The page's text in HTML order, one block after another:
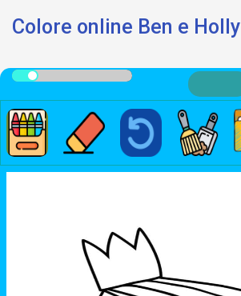
Colore online Ben e Holly